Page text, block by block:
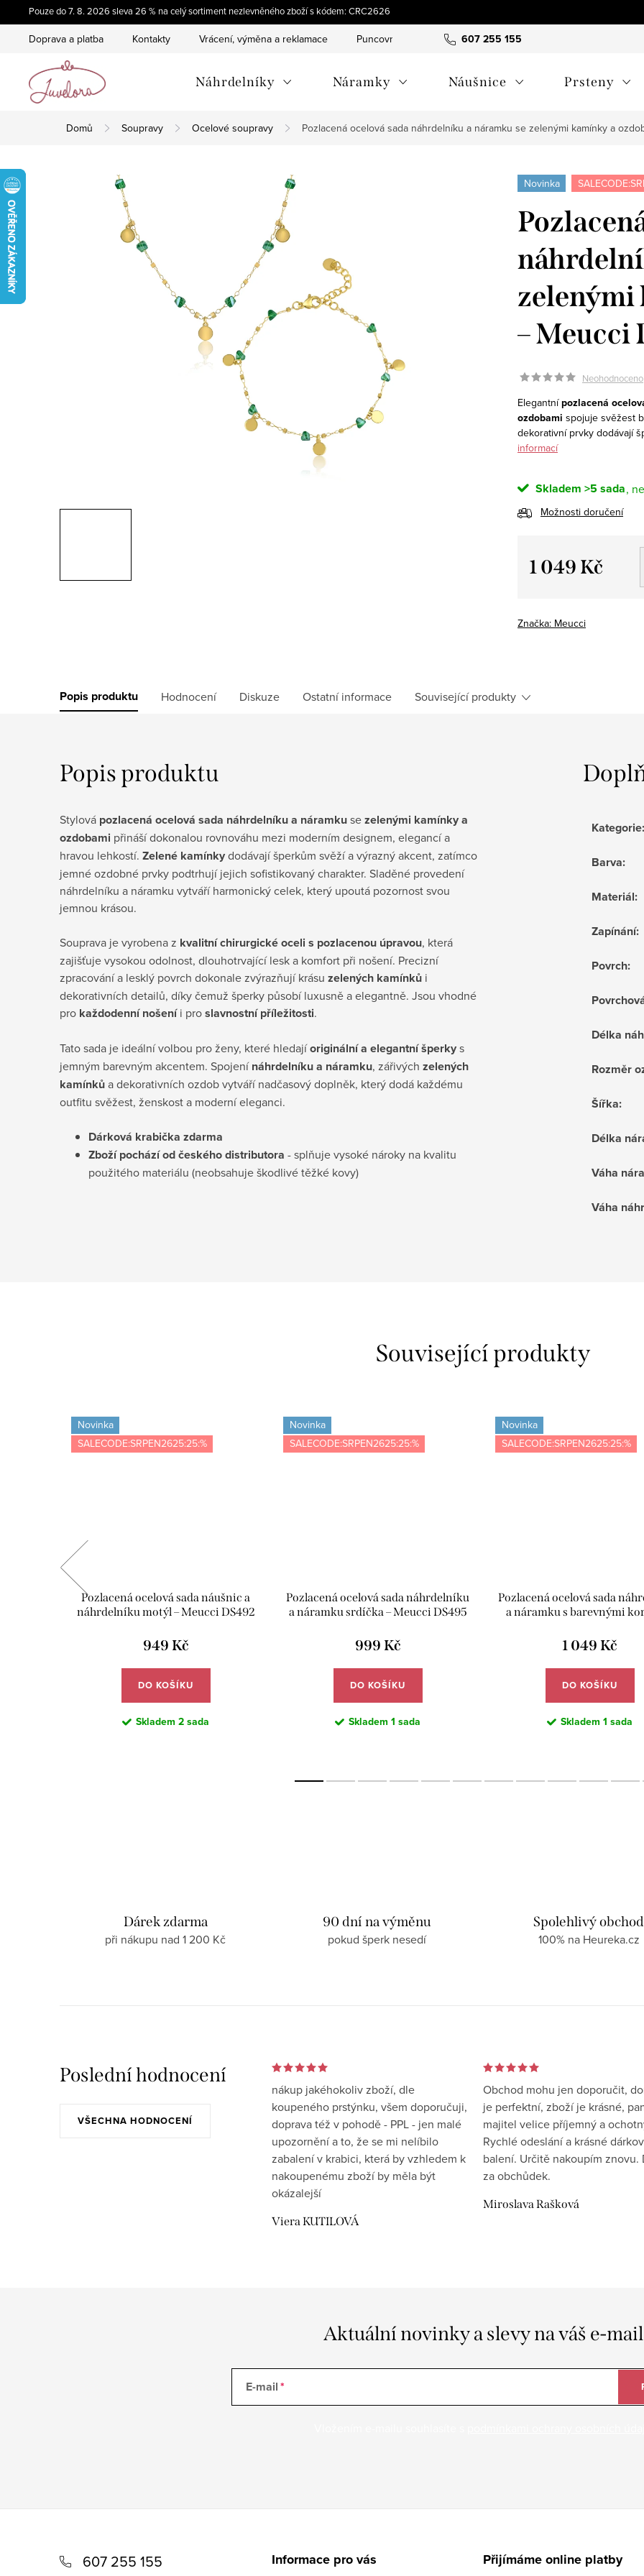
na
Pouze do 7. 8. 2026 sleva 26 % na celý sortiment nezlevněného zboží s kódem: CRC2626
607 255 155
Doprava a platba Kontakty Vrácení, výměna a reklamace Puncovní značky Hodnocení obchodu
Náhrdelníky Náramky Náušnice Prsteny
Domů Soupravy Ocelové soupravy Pozlacená ocelová sada náhrdelníku a náramku se zelenými kamínky a
Novinka
zelenými
– Meucci
Neohodnoceno
Elegantnípozlacená
ozdobami spojuje svěžest
dekorativní prvky dodávají
informací
Skladem >5 sada
Možnosti doručení
1 049 Kč
Značka: Meucci
Popis produktu Hodnocení Diskuze Ostatní informace Související produkty
Popis produktu
Stylová pozlacená ocelová sada náhrdelníku a náramkusezelenými kamínky a
ozdobami přináší dokonalou rovnováhu mezi moderním designem, elegancí a
hravou lehkostí. Zelené kamínkydodávají šperkům svěží a výrazný akcent, zatímco
jemné ozdobné prvky podtrhují jejich sofistikovaný charakter. Sladěné provedení
náhrdelníku a náramku vytváří harmonický celek, který upoutá pozornost svou
jemnou krásou.
Souprava je vyrobena z kvalitní chirurgické oceli s pozlacenou úpravou, která
zajišťuje vysokou odolnost, dlouhotrvající lesk a komfort při nošení. Precizní
zpracování a lesklý povrch dokonale zvýrazňují krásu zelených kamínků i
dekorativních detailů, díky čemuž šperky působí luxusně a elegantně. Jsou vhodné
pro každodenní nošeníi proslavnostní příležitosti.
Tato sada je ideální volbou pro ženy, které hledajíoriginální a elegantní šperkys
jemným barevným akcentem. Spojenínáhrdelníku a náramku, zářivých zelených
kamínkůa dekorativních ozdob vytváří nadčasový doplněk, který dodá každému
outfitu svěžest, ženskost a moderní eleganci.
Dárková krabička zdarma
Zboží pochází od českého distributora - splňuje vysoké nároky na kvalitu
použitého materiálu (neobsahuje škodlivé těžké kovy)
Kategorie:
Barva:
Materiál:
Zapínání:
Povrch:
Délka
Rozměr
Šířka:
Délka
Váha
Váha
Související produkty
Novinka
SALECODE:SRPEN2625:25:%
Pozlacená ocelová sada náušnic a
náhrdelníku motýl – Meucci DS492
949 Kč
DO KOŠÍKU
Skladem 2 sada
Novinka
SALECODE:SRPEN2625:25:%
Pozlacená ocelová sada náhrdelníku
a náramku srdíčka – Meucci DS495
999 Kč
DO KOŠÍKU
Skladem 1 sada
Novinka
SALECODE:SRPEN2625:25:%
Pozlacená ocelová sada
a náramku s barevnými
1 049 Kč
DO KOŠÍKU
Skladem 1 sada
Dárek zdarma
při nákupu nad 1 200 Kč
90 dní na výměnu
pokud šperk nesedí
Spolehlivý obchod
100% na Heureka.cz
Poslední hodnocení
VŠECHNA HODNOCENÍ
nákup jakéhokoliv zboží, dle
koupeného prstýnku, všem doporučuji,
doprava též v pohodě - PPL - jen malé
upozornění a to, že se mi nelíbilo
zabalení v krabici, která by vzhledem k
nakoupenému zboží by měla být
okázalejší
Viera KUTILOVÁ
Obchod mohu jen doporučit,
je perfektní, zboží je krásné,
majitel velice příjemný a
Rychlé odeslání a krásné
balení. Určitě nakoupím znovu.
za obchůdek.
Miroslava Rašková
Aktuální novinky a slevy na váš e-mail
E-mail
607 255 155 Informace pro vás Přijímáme online platby